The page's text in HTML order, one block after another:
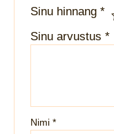
Sinu hinnang*
Sinu arvustus*
Nimi*